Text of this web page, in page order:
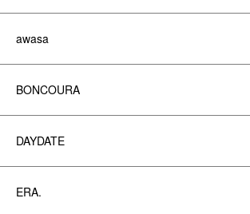
awasa
BONCOURA
DAYDATE
ERA.